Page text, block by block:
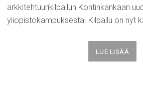
arkkitehtuurikilpailun Kontinkankaan
yliopistokampuksesta. Kilpailu on nyt
LUE LISÄÄ